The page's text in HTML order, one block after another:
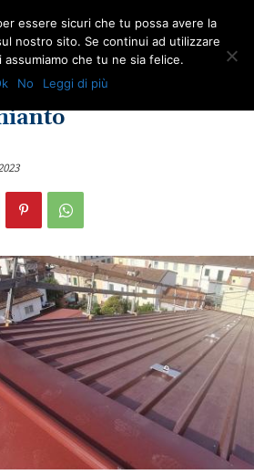
a Empoli,
essere sicuri che tu possa avere la
nostro sito. Se continui ad utilizzare
che tu ne sia felice.
No Leggi di più